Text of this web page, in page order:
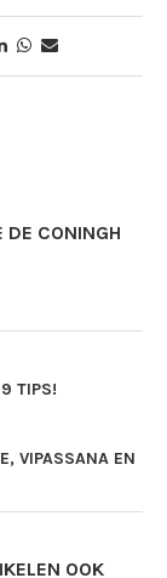
DE CONINGH
TIPS!
VIPASSANA EN
OOK